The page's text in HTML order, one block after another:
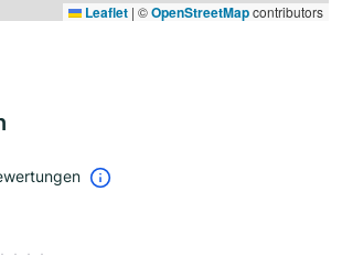
Leaflet | ©OpenStreetMapcontributors